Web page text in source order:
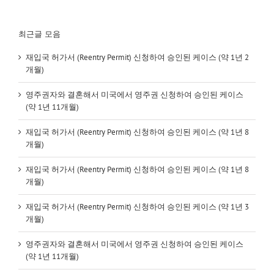
최근글 모음
재입국 허가서 (Reentry Permit) 신청하여 승인된 케이스 (약 1년 2
개월)
영주권자와 결혼해서 미국에서 영주권 신청하여 승인된 케이스
(약 1년 11개월)
재입국 허가서 (Reentry Permit) 신청하여 승인된 케이스 (약 1년 8
개월)
재입국 허가서 (Reentry Permit) 신청하여 승인된 케이스 (약 1년 8
개월)
재입국 허가서 (Reentry Permit) 신청하여 승인된 케이스 (약 1년 3
개월)
영주권자와 결혼해서 미국에서 영주권 신청하여 승인된 케이스
(약 1년 11개월)